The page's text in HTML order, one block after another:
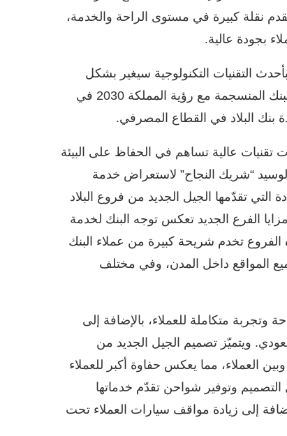
نقلة كبيرة في مستوى الراحة والخدمة،
بجودة عالية.
التقنيات التكنولوجية سيغير بشكل
أساسي التجربة المصرفية لعملاء البنوك وسيعكس إستراتيجية البنك المنسجمة مع رؤية المملكة 2030 في
بنك البلاد في القطاع المصرفي.
تقنيات عالية تساهم في الحفاظ على البيئة
“شريك النجاح” لاستعراض خدمة
تقدّمها الجيل الجديد من فروع البلاد
الفرع الجديد تعكس توجه البنك لخدمة
الفروع تخدم شريحة كبيرة من عملاء البنك
المواقع داخل المدن، وفي مختلف
متكاملة للعملاء، بالإضافة إلى
ويتميّز تصميم الجيل الجديد من
العملاء، مما يعكس حفاوة أكبر للعملاء
وتوفير شواحن تقدّم خدماتها
أيام الأسبوع، اضافة إلى زيادة مواقف سيارات العملاء تحت